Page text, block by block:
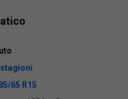
65 R15